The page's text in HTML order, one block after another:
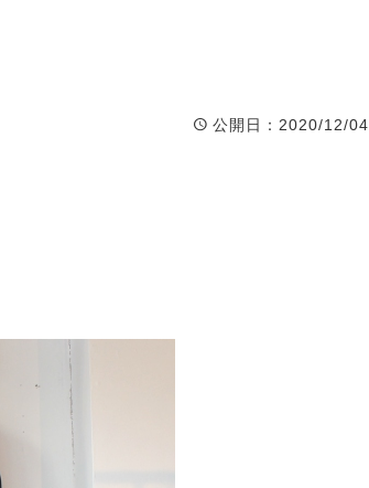
公開日 ：2020/12/04